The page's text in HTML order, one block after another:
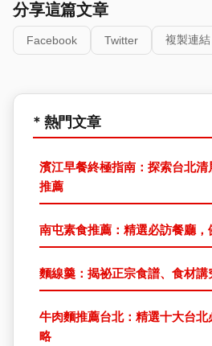
分享這篇文章
Facebook Twitter 複製連結
* 熱門文章
濱江早餐終極指南：探索台北
推薦
南屯素食推薦：精選必訪餐廳
麵線羹：揭祕正宗食譜、食材
牛肉麵推薦台北：精選十大台
略